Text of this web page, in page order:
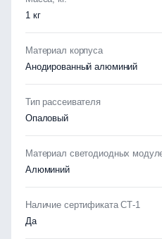
1 кг
Материал корпуса
Анодированный алюминий
Тип рассеивателя
Опаловый
Материал светодиодных
Алюминий
Наличие сертификата СТ-1
Да